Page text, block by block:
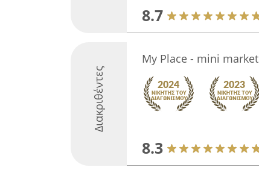
8.7
Διακριθέντες
My Place - mini market
8.3